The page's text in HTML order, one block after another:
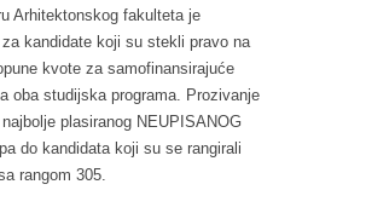
Arhitektonskog fakulteta je
kandidate koji su stekli pravo na
kvote za samofinansirajuće
oba studijska programa. Prozivanje
plasiranog NEUPISANOG
do kandidata koji su se rangirali
rangom 305.